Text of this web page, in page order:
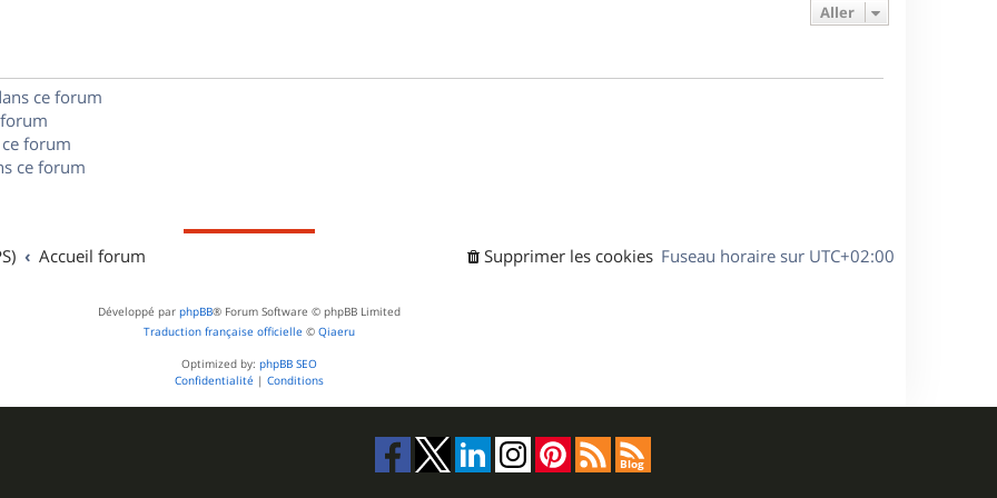
e
Aller
ce forum
forum
ce forum
Accueil forum Fuseau horaire sur UTC+02:00
Supprimer les cookies
Développé par phpBB® Forum Software © phpBB Limited
Traduction française officielle © Qiaeru
Optimized by: phpBB SEO
Confidentialité | Conditions